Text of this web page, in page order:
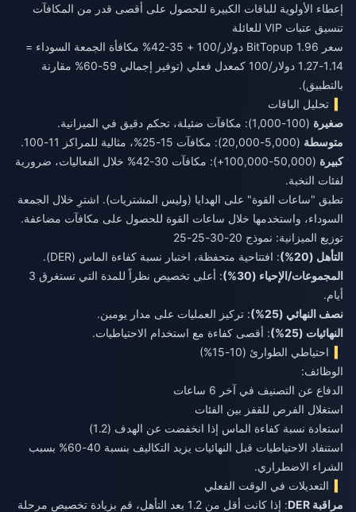
إعطاء الأولوية للباقات الكبيرة للحصول على أقصى قدر من المكافآت
تنسيق عتبات VIP للعائلة
سعر BitTopup 1.96 دولار/100 + 35-42% مكافأة الجمعة السوداء =
1.14-1.27 دولار/100 كمعدل فعلي (توفير إجمالي 59-60% مقارنة
بالتطبيق).
تحليل الباقات
صغيرة (100-1,000): مكافآت ضئيلة، تحكم دقيق في الميزانية.
متوسطة (5,000-20,000): مكافآت 15-25%، مثالية للمراكز 11-100.
كبيرة
(50,000-100,000+): مكافآت 30-42% خلال الفعاليات، ضرورية
لفئات النخبة.
تطبق "ساعات القوة" على الهدايا (وليس المشتريات). اشترِ خلال الجمعة
السوداء، واستخدمها خلال ساعات القوة للحصول على مكافآت مضاعفة.
توزيع الميزانية: نموذج 20-30-25-25
التأهل (20%)
: افتتاحية متحفظة، اختبار نسبة كفاءة الماس (DER).
المجموعات/الإحياء (30%)
: أعلى تخصيص نظراً للمدة التي تستغرق 3
أيام.
نصف النهائي (25%)
: تركيز العمليات على مدار يومين.
النهائيات (25%)
: أقصى كفاءة مع استخدام الاحتياطيات.
احتياطي الطوارئ (10-15%)
الوظائف:
الدفاع عن التصنيف في آخر 6 ساعات
استغلال الفرص للقفز بين الفئات
استعادة نسبة كفاءة الماس إذا انخفضت عن الهدف (1.2)
استنفاد الاحتياطيات قبل النهائيات يزيد التكاليف بنسبة 40-60% بسبب
الشراء الاضطراري.
التعديلات في الوقت الفعلي
مراقبة DER
: إذا كانت أقل من 1.2 بعد التأهل، قم بزيادة تخصيص مرحلة